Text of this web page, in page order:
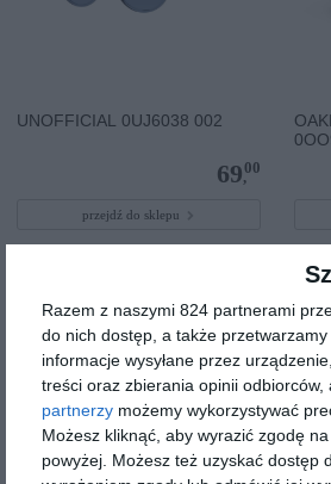
Razem z naszymi 824 partnerami
do nich dostęp, a także
informacje wysyłane przez
treści oraz zbierania opinii
partnerzy możemy wykorzystywać
Możesz kliknąć, aby wyrazić zgodę
powyżej. Możesz też uzyskać dostęp
UNOFFICIAL 0UJ6038 002
69,
00
przejdź do sklepu